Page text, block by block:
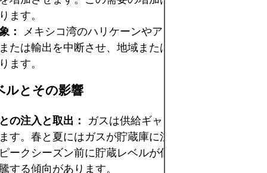
ます。
：
メキシコ湾のハリケーンやアジアの台風は、LNG
たは輸出を中断させ、地域または世界の価格を急騰
ます。
ルとその影響
の注入と取出：
ガスは供給ギャップを埋めるために
す。春と夏にはガスが貯蔵庫に注入され、秋と冬に
ークシーズン前に貯蔵レベルが低い場合、不足への
する傾向があります。